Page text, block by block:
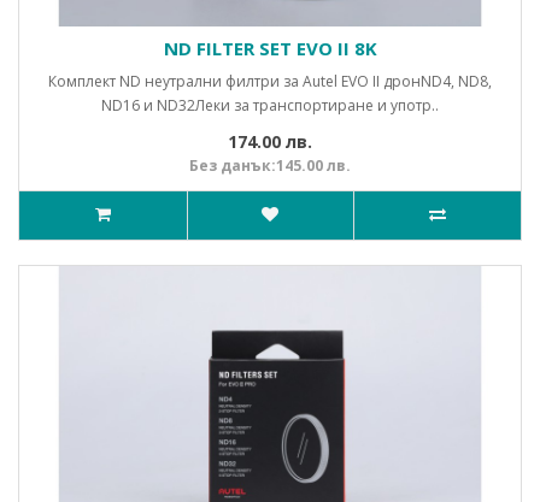
ND FILTER SET EVO II 8K
Комплект ND неутрални филтри за Autel EVO II дронND4, ND8,
ND16 и ND32Леки за транспортиране и употр..
174.00 лв.
Без данък:145.00 лв.